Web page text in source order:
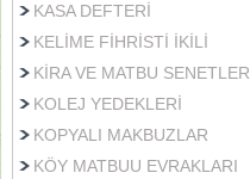
KASA DEFTERİ
KELİME FİHRİSTİ İKİLİ
KİRA VE MATBU SENETLER
KOLEJ YEDEKLERİ
KOPYALI MAKBUZLAR
KÖY MATBUU EVRAKLARI